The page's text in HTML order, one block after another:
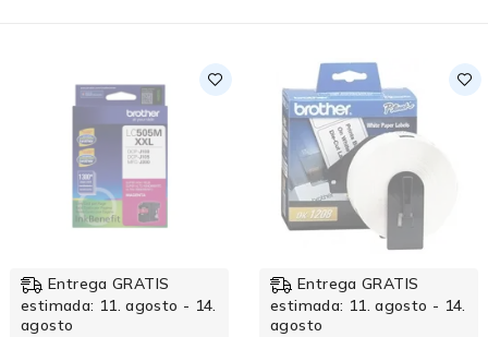
Entrega GRATIS
estimada: 11. agosto - 14.
agosto
Entrega GRATIS
estimada: 11. agosto - 14.
agosto